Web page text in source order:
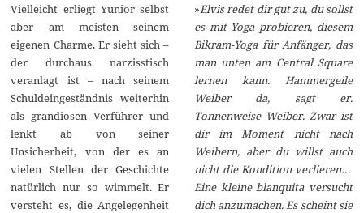
Vielleicht erliegt Yunior selbst
aber am meisten seinem
eigenen Charme. Er sieht sich –
der durchaus narzisstisch
veranlagt ist – nach seinem
Schuldeingeständnis weiterhin
als grandiosen Verführer und
lenkt ab von seiner
Unsicherheit, von der es an
vielen Stellen der Geschichte
natürlich nur so wimmelt. Er
versteht es, die Angelegenheit
»Elvis redet dir gut zu, du sollst
es mit Yoga probieren, diesem
Bikram-Yoga für Anfänger, das
man unten am Central Square
lernen kann. Hammergeile
Weiber da, sagt er.
Tonnenweise Weiber. Zwar ist
dir im Moment nicht nach
Weibern, aber du willst auch
nicht die Kondition verlieren…
Eine kleine blanquita versucht
dich anzumachen. Es scheint sie